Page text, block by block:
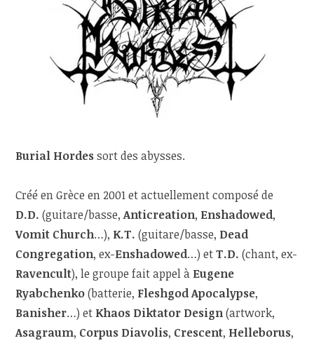
Burial Hordessort des abysses.
Créé en Grèce en 2001 et actuellement composé de
D.D. (guitare/basse,Anticreation, Enshadowed,
Vomit Church…), K.T. (guitare/basse, Dead
Congregation,ex-Enshadowed…) etT.D. (chant, ex-
Ravencult), le groupe fait appel à Eugene
Ryabchenko(batterie, Fleshgod Apocalypse,
Banisher…) et Khaos Diktator Design(artwork,
Asagraum, Corpus Diavolis, Crescent, Helleborus,